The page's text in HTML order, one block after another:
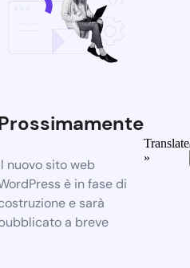
nuovo sito web
è in fase di
e sarà
a breve
Translate
»